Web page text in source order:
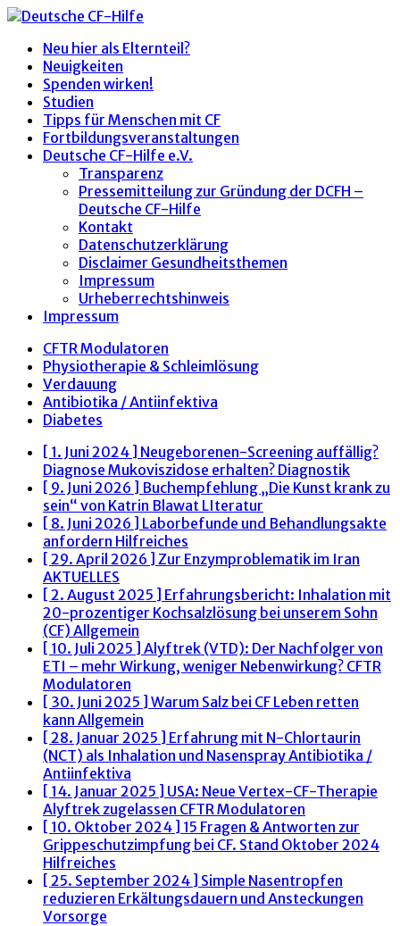
Neu hier als Elternteil?
Neuigkeiten
Spenden wirken!
Studien
Tipps für Menschen mit CF
Fortbildungsveranstaltungen
Deutsche CF-Hilfe e.V.
Transparenz
Pressemitteilung zur Gründung der DCFH –
Deutsche CF-Hilfe
Kontakt
Datenschutzerklärung
Disclaimer Gesundheitsthemen
Impressum
Urheberrechtshinweis
Impressum
CFTR Modulatoren
Physiotherapie & Schleimlösung
Verdauung
Antibiotika / Antiinfektiva
Diabetes
[ 1. Juni 2024 ] Neugeborenen-Screening auffällig?
Diagnose Mukoviszidose erhalten? Diagnostik
[ 9. Juni 2026 ] Buchempfehlung „Die Kunst krank zu
sein“ von Katrin Blawat LIteratur
[ 8. Juni 2026 ] Laborbefunde und Behandlungsakte
anfordern Hilfreiches
[ 29. April 2026 ] Zur Enzymproblematik im Iran
AKTUELLES
[ 2. August 2025 ] Erfahrungsbericht: Inhalation mit
20-prozentiger Kochsalzlösung bei unserem Sohn
(CF) Allgemein
[ 10. Juli 2025 ] Alyftrek (VTD): Der Nachfolger von
ETI – mehr Wirkung, weniger Nebenwirkung? CFTR
Modulatoren
[ 30. Juni 2025 ] Warum Salz bei CF Leben retten
kann Allgemein
[ 28. Januar 2025 ] Erfahrung mit N-Chlortaurin
(NCT) als Inhalation und NasensprayAntibiotika /
Antiinfektiva
[ 14. Januar 2025 ] USA: Neue Vertex-CF-Therapie
Alyftrek zugelassen CFTR Modulatoren
[ 10. Oktober 2024 ] 15 Fragen & Antworten zur
Grippeschutzimpfung bei CF. Stand Oktober 2024
Hilfreiches
[ 25. September 2024 ] Simple Nasentropfen
reduzieren Erkältungsdauern und Ansteckungen
Vorsorge